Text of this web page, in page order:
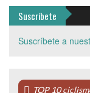
Suscríbete
Suscríbete a
TOP 10